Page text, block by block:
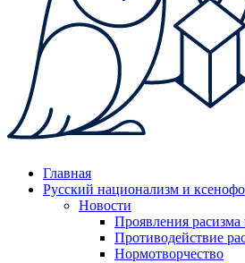
Главная
Русский национализм и
Новости
Проявления
Противодействие
Нормотворчество